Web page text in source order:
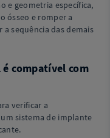
e geometria específica,
ósseo e romper a
sequência das demais
compatível com
verificar a
sistema de implante